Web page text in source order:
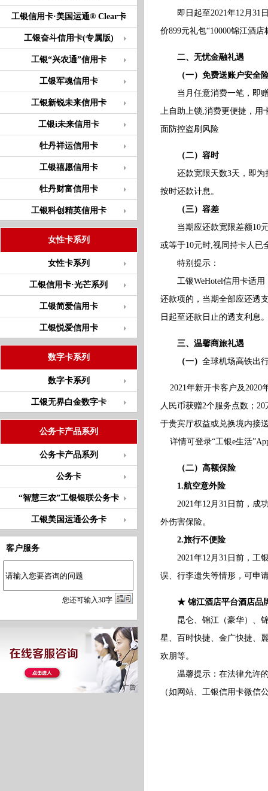
工银信用卡·美国运通® Clear卡
工银奋斗信用卡(专属版)
工银“兴农通”信用卡
工银军魂信用卡
工银新锐未来信用卡
工银i未来信用卡
牡丹祥运信用卡
工银禧愿信用卡
牡丹财富信用卡
工银科创精英信用卡
女性卡系列
女性卡系列
工银信用卡·光芒系列
工银简爱信用卡
工银悦爱信用卡
数字卡系列
数字卡系列
工银无界白金数字卡
公务卡产品系列
公务卡产品系列
公务卡
“智慧三农”工银银联公务卡
工银美国运通公务卡
客户服务
您还可输入30字
即日起至2021年12月31日
价899元礼包“10000锦江酒
二、无忧金融礼遇
（一）免费送账户安全
当月任意消费一笔，即
上自助上锁,消费更便捷，用
面防控盗刷风险
（二）容时
还款宽限天数3天，即为持
按时还款计息。
（三）容差
当期应还款宽限差额10元
或等于10元时,视同持卡人已
特别提示：
工银WeHotel信用卡适用
还款项的，当期全部应还透
日起至还款日止的透支利息
三、温馨商旅礼遇
（一） 全球机场高铁出
2021年新开卡客户及2020
人民币获赠2个服务点数；
于贵宾厅权益或兑换境内接
详情可登录“工银e生活
（二）高额保险
1.航空意外险
2021年12月31日前，成功
外伤害保险。
2.旅行不便险
2021年12月31日前，工银
误、行李遗失等情形，可申
★ 锦江酒店平台酒店品
昆仑、锦江（豪华）、锦
星、百时快捷、金广快捷、
欢朋等。
温馨提示：在法律允许的
（如网站、工银信用卡微信